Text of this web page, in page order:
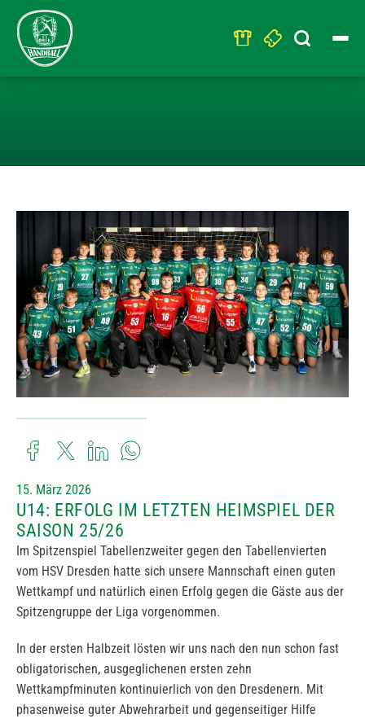
Search
for:
15. März 2026
U14: ERFOLG IM LETZTEN HEIMSPIEL DER
SAISON 25/26
Im Spitzenspiel Tabellenzweiter gegen den Tabellenvierten
vom HSV Dresden hatte sich unsere Mannschaft einen guten
Wettkampf und natürlich einen Erfolg gegen die Gäste aus der
Spitzengruppe der Liga vorgenommen.
In der ersten Halbzeit lösten wir uns nach den nun schon fast
obligatorischen, ausgeglichenen ersten zehn
Wettkampfminuten kontinuierlich von den Dresdenern. Mit
phasenweise guter Abwehrarbeit und gegenseitiger Hilfe